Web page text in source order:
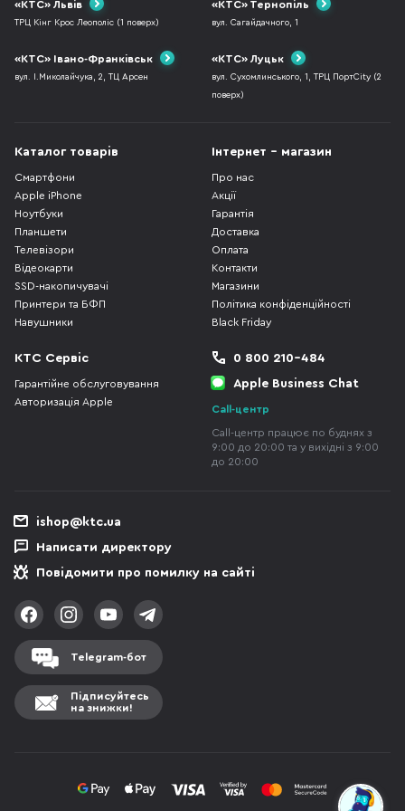
«КТС» Львів
ТРЦ Кінг Крос Леополіс (1 поверх)
«КТС» Тернопіль
вул. Сагайдачного, 1
«КТС» Івано-Франківськ
вул. І.Миколайчука, 2, ТЦ Арсен
«КТС» Луцьк
вул. Сухомлинського, 1, ТРЦ ПортCity (2
поверх)
Каталог товарів
Смартфони
Apple iPhone
Ноутбуки
Планшети
Телевізори
Відеокарти
SSD-накопичувачі
Принтери та БФП
Навушники
Інтернет - магазин
Про нас
Акції
Гарантія
Доставка
Оплата
Контакти
Магазини
Політика конфіденційності
Black Friday
КТС Сервіс
Гарантійне обслуговування
Авторизація Apple
0 800 210-484
Apple Business Chat
Call-центр
Call-центр працює по буднях з
9:00 до 20:00 та у вихідні з 9:00
до 20:00
ishop@ktc.ua
Написати директору
Повідомити про помилку на сайті
Telegram-бот
Підписуйтесь
на знижки!